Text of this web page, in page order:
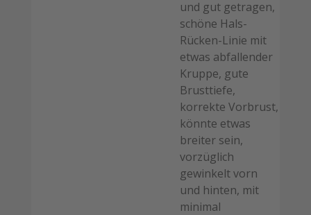
und gut getragen,
schöne Hals-
Rücken-Linie mit
etwas abfallender
Kruppe, gute
Brusttiefe,
korrekte Vorbrust,
könnte etwas
breiter sein,
vorzüglich
gewinkelt vorn
und hinten, mit
minimal